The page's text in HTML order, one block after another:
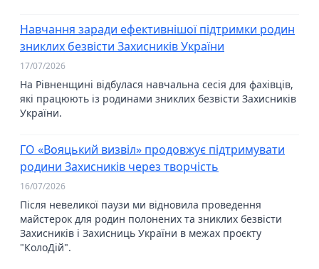
Навчання заради ефективнішої підтримки родин
зниклих безвісти Захисників України
17/07/2026
На Рівненщині відбулася навчальна сесія для фахівців,
які працюють із родинами зниклих безвісти Захисників
України.
ГО «Вояцький визвіл» продовжує підтримувати
родини Захисників через творчість
16/07/2026
Після невеликої паузи ми відновила проведення
майстерок для родин полонених та зниклих безвісти
Захисників і Захисниць України в межах проєкту
"КолоДій".